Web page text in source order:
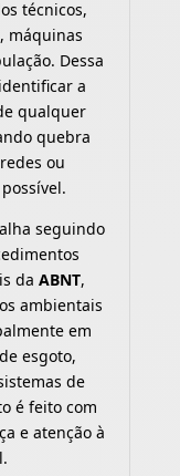
técnicos,
máquinas
Dessa
a
qualquer
quebra
ou
seguindo
daABNT,
ambientais
em
esgoto,
de
é feito com
e atenção à